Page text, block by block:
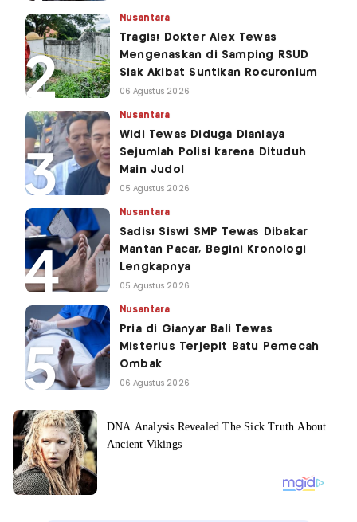
Nusantara
Tragis! Dokter Alex Tewas
Mengenaskan di Samping RSUD
Siak Akibat Suntikan Rocuronium
06 Agustus 2026
Nusantara
Widi Tewas Diduga Dianiaya
Sejumlah Polisi karena Dituduh
Main Judol
05 Agustus 2026
Nusantara
Sadis! Siswi SMP Tewas Dibakar
Mantan Pacar, Begini Kronologi
Lengkapnya
05 Agustus 2026
Nusantara
Pria di Gianyar Bali Tewas
Misterius Terjepit Batu Pemecah
Ombak
06 Agustus 2026